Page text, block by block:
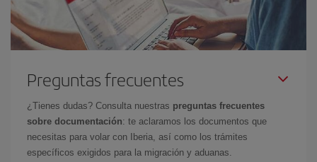
Preguntas frecuentes
¿Tienes dudas? Consulta nuestras preguntas frecuentes
sobre documentación: te aclaramos los documentos que
necesitas para volar con Iberia, así como los trámites
específicos exigidos para la migración y aduanas.